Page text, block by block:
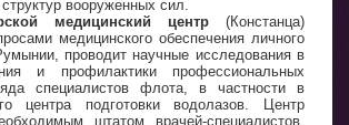
вооруженных сил.
медицинский центр (Констанца)
медицинского обеспечения личного
проводит научные исследования в
и профилактики профессиональных
специалистов флота, в частности в
центра подготовки водолазов. Центр
штатом врачей-специалистов,